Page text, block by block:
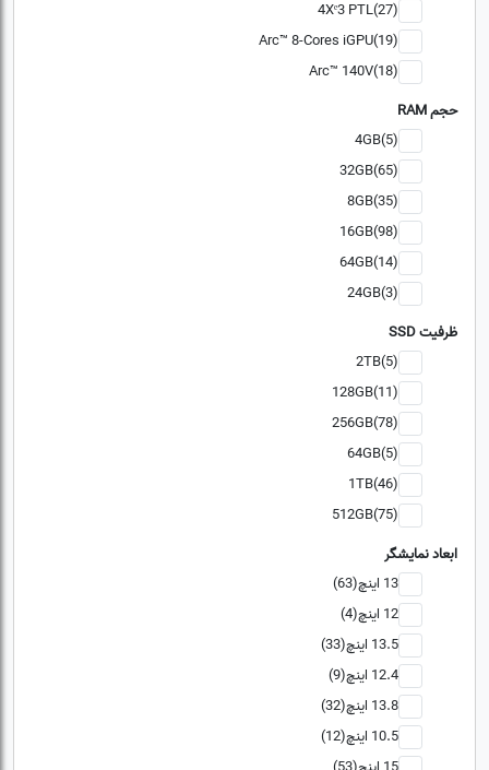
4Xᵉ3 PTL(27)
Arc™ 8-Cores iGPU(19)
Arc™ 140V(18)
حجم RAM
4GB(5)
32GB(65)
8GB(35)
16GB(98)
64GB(14)
24GB(3)
ظرفیت SSD
2TB(5)
128GB(11)
256GB(78)
64GB(5)
1TB(46)
512GB(75)
ابعاد نمایشگر
13 اینچ(63)
12 اینچ(4)
13.5 اینچ(33)
12.4 اینچ(9)
13.8 اینچ(32)
10.5 اینچ(12)